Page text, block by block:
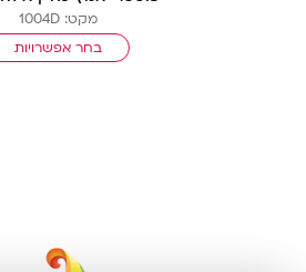
מקט: 1004D
בחר אפשרויות